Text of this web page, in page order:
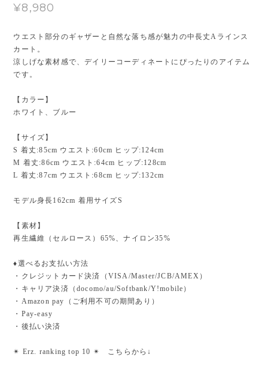
¥8,980
ウエスト部分のギャザーと自然な落ち感が魅力の中長丈Aラインス
カート。
涼しげな素材感で、デイリーコーディネートにぴったりのアイテム
です。
【カラー】
ホワイト、ブルー
【サイズ】
S 着丈:85cm ウエスト:60cm ヒップ:124cm
M 着丈:86cm ウエスト:64cm ヒップ:128cm
L 着丈:87cm ウエスト:68cm ヒップ:132cm
モデル身長162cm 着用サイズS
【素材】
再生繊維（セルロース）65%、ナイロン35%
♦︎選べるお支払い方法
・クレジットカード決済（VISA/Master/JCB/AMEX）
・キャリア決済（docomo/au/Softbank/Y!mobile）
・Amazon pay（ご利用不可の期間あり）
・Pay-easy
・後払い決済
✴︎ Erz. ranking top 10 ✴︎ こちらから↓